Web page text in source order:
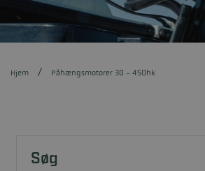
Hjem Påhængsmotorer 30 - 450hk
Søg